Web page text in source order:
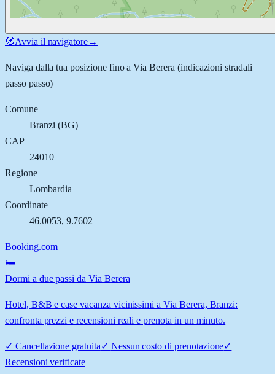
🧭Avvia il navigatore→
Naviga dalla tua posizione fino aVia Berera (indicazioni stradali
passo passo)
Comune
Branzi (BG)
CAP
24010
Regione
Lombardia
Coordinate
46.0053, 9.7602
Booking.com
🛏️
Dormi a due passi da Via Berera
Hotel, B&B e case vacanza vicinissimi a Via Berera, Branzi:
confronta prezzi e recensioni reali e prenota in un minuto.
✓ Cancellazione gratuita✓ Nessun costo di prenotazione✓
Recensioni verificate